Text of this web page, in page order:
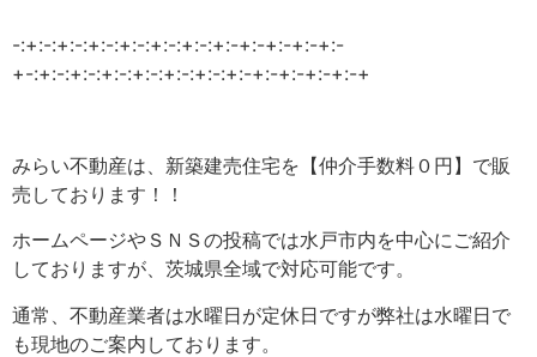
-:+:-:+:-:+:-:+:-:+:-:+:-:+:-+:-+:-+:-+:-
+-:+:-:+:-:+:-:+:-:+:-:+:-:+:-+:-+:-+:-+:-+
みらい不動産は、新築建売住宅を【仲介手数料０円】で販
売しております！！
ホームページやＳＮＳの投稿では水戸市内を中心にご紹介
しておりますが、茨城県全域で対応可能です。
通常、不動産業者は水曜日が定休日ですが弊社は水曜日で
も現地のご案内しております。